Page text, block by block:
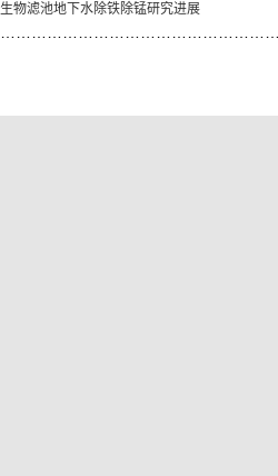
生物滤池地下水除铁除锰研究进展